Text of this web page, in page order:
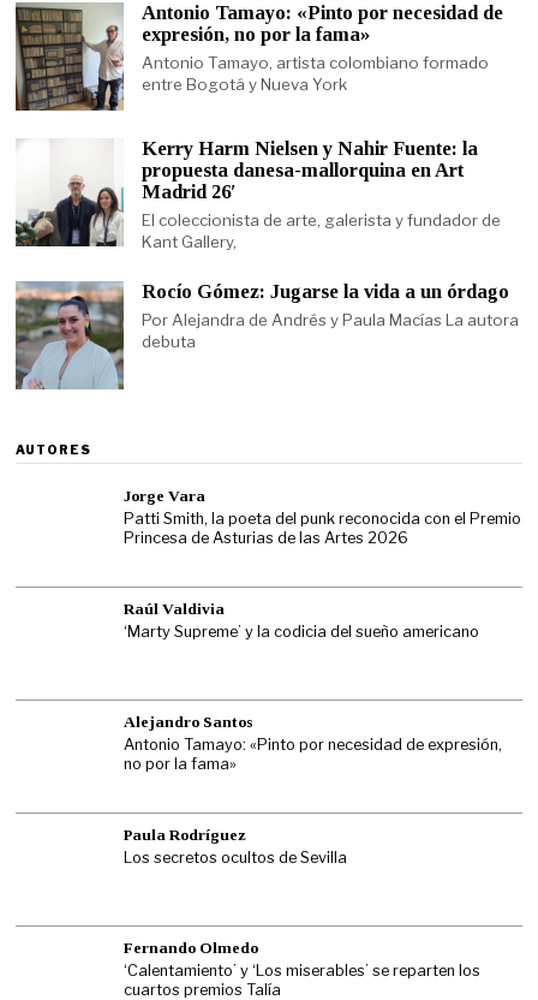
Antonio Tamayo: «Pinto por necesidad de
expresión, no por la fama»
Antonio Tamayo, artista colombiano formado
entre Bogotá y Nueva York
Kerry Harm Nielsen y Nahir Fuente: la
propuesta danesa-mallorquina en Art
Madrid 26′
El coleccionista de arte, galerista y fundador de
Kant Gallery,
Rocío Gómez: Jugarse la vida a un órdago
Por Alejandra de Andrés y Paula Macías La autora
debuta
AUTORES
Jorge Vara
Patti Smith, la poeta del punk reconocida con el Premio
Princesa de Asturias de las Artes 2026
Raúl Valdivia
‘Marty Supreme’ y la codicia del sueño americano
Alejandro Santos
Antonio Tamayo: «Pinto por necesidad de expresión,
no por la fama»
Paula Rodríguez
Los secretos ocultos de Sevilla
Fernando Olmedo
‘Calentamiento’ y ‘Los miserables’ se reparten los
cuartos premios Talía